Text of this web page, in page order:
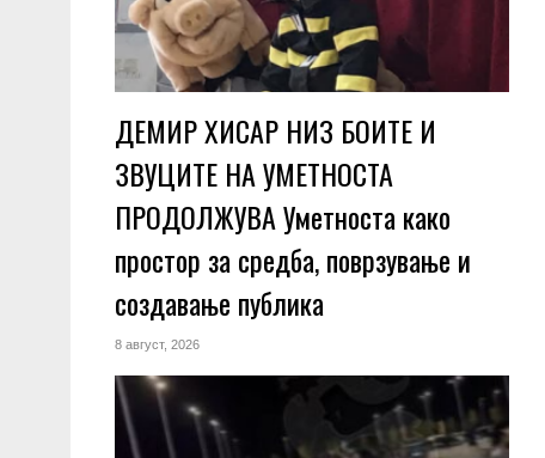
ДЕМИР ХИСАР НИЗ БОИТЕ И
ЗВУЦИТЕ НА УМЕТНОСТА
ПРОДОЛЖУВА Уметноста како
простор за средба, поврзување и
создавање публика
8 август, 2026